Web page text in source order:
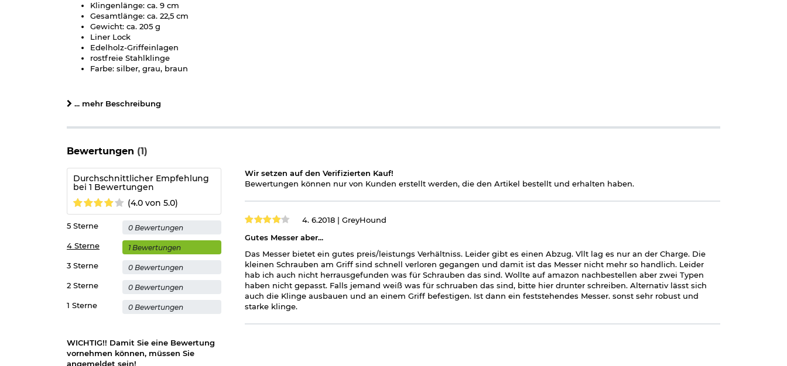
Klingenlänge: ca. 9 cm
Gesamtlänge: ca. 22,5 cm
Gewicht: ca. 205 g
Liner Lock
Edelholz-Griffeinlagen
rostfreie Stahlklinge
Farbe: silber, grau, braun
Bestimmte Messer dürfen nicht überall geführt werden, deshalb beachten Sie bitte folgenden
Führen von Messern§42a
... mehr Beschreibung
Bewertungen (1)
Durchschnittlicher Empfehlung
bei 1 Bewertungen
(4.0 von 5.0)
1 Sterne 0 Bewertungen
2 Sterne 0 Bewertungen
3 Sterne 0 Bewertungen
4 Sterne 1 Bewertungen
5 Sterne 0 Bewertungen
WICHTIG!! Damit Sie eine Bewertung
vornehmen können, müssen Sie
angemeldet sein!
Wir setzen auf den Verifizierten Kauf!
Bewertungen können nur von Kunden erstellt werden, die den Artikel bestellt und erhalten haben.
4. 6.2018 | GreyHound
Gutes Messer aber...
Das Messer bietet ein gutes preis/leistungs Verhältniss. Leider gibt es einen Abzug. Vllt lag es nur an der Charge. Die
kleinen Schrauben am Griff sind schnell verloren gegangen und damit ist das Messer nicht mehr so handlich. Leider
hab ich auch nicht herrausgefunden was für Schrauben das sind. Wollte auf amazon nachbestellen aber zwei Typen
haben nicht gepasst. Falls jemand weiß was für schruaben das sind, bitte hier drunter schreiben. Alternativ lässt sich
auch die Klinge ausbauen und an einem Griff befestigen. Ist dann ein feststehendes Messer. sonst sehr robust und
starke klinge.